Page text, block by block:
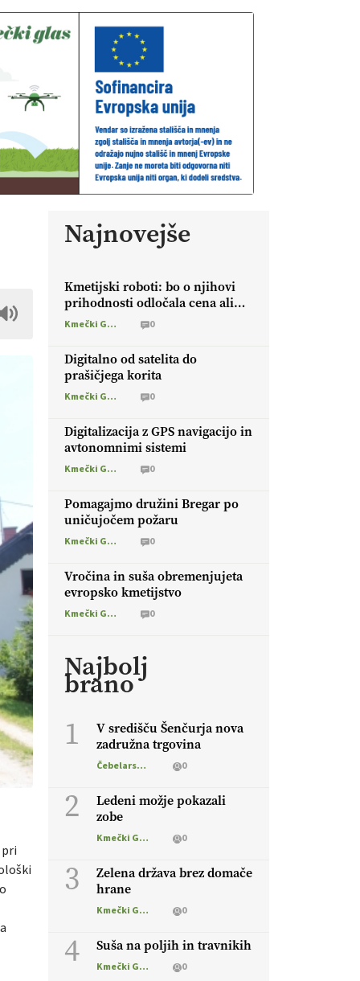
Najnovejše
Kmetijski roboti: bo o njihovi
prihodnosti odločala cena ali
prednosti za kmetijo?
Kmečki Glas 0
Digitalno od satelita do
prašičjega korita
Kmečki Glas 0
Digitalizacija z GPS navigacijo in
avtonomnimi sistemi
Kmečki Glas 0
Pomagajmo družini Bregar po
uničujočem požaru
Kmečki Glas 0
Vročina in suša obremenjujeta
evropsko kmetijstvo
Kmečki Glas 0
Najbolj
brano
1
V središču Šenčurja nova
zadružna trgovina
Čebelarstvo 0
2
Ledeni možje pokazali
zobe
Kmečki Glas 0
3
Zelena država brez domače
hrane
Kmečki Glas 0
4 Suša na poljih in travnikih
Kmečki Glas 0